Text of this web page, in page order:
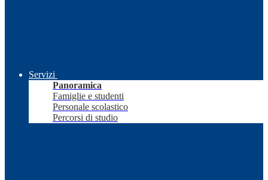
Servizi
Panoramica
Famiglie e studenti
Personale scolastico
Percorsi di studio